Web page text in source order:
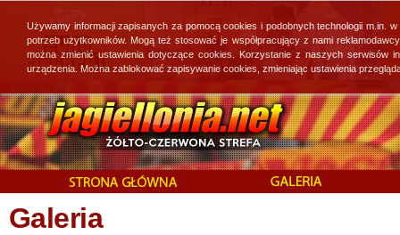
Galeria
Używamy informacji zapisanych za pomocą cookies i podobnych technologii
potrzeb użytkowników. Mogą też stosować je współpracujący z nami
można zmienić ustawienia dotyczące cookies. Korzystanie z naszych
urządzenia. Można zablokować zapisywanie cookies, zmieniając ustawienia